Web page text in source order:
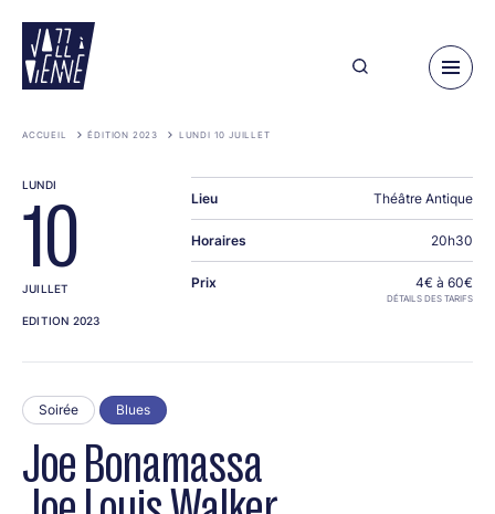
contenu
principal
ACCUEIL ÉDITION 2023 LUNDI 10 JUILLET
Joe Bonamassa
Soirée Blues
LUNDI
10
JUILLET
EDITION 2023
Lieu Théâtre Antique
Horaires 20h30
Prix 4€ à 60€
DÉTAILS DES TARIFS